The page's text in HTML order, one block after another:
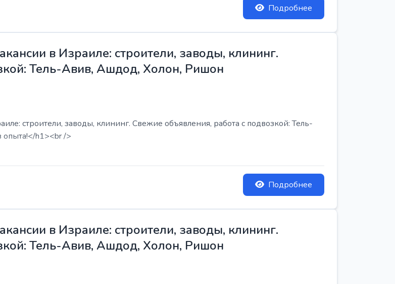
Подробнее
в Израиле: строители, заводы, клининг.
Тель-Авив, Ашдод, Холон, Ришон
строители, заводы, клининг. Свежие объявления, работа с подвозкой: Тель-
h1><br />
Подробнее
в Израиле: строители, заводы, клининг.
Тель-Авив, Ашдод, Холон, Ришон